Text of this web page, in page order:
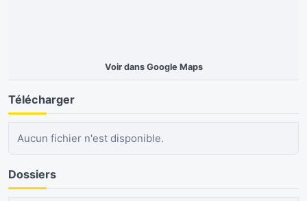
Voir dans Google Maps
Télécharger
Aucun fichier n'est disponible.
Dossiers